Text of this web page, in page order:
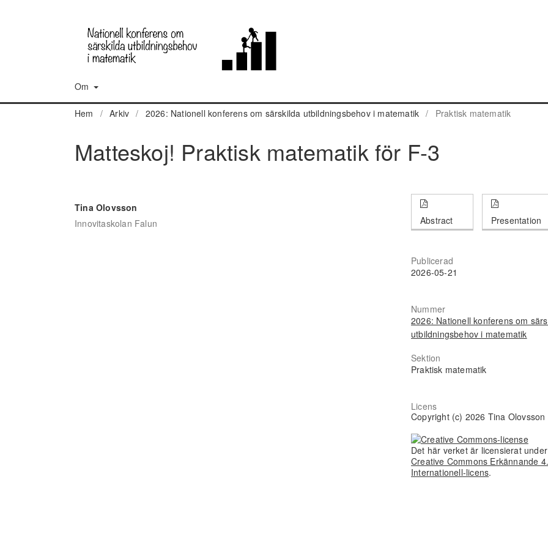
Om
Hem / Arkiv / 2026: Nationell konferens om särskilda utbildningsbehov i matematik / Praktisk matematik
Matteskoj! Praktisk matematik för F-3
Tina Olovsson
Innovitaskolan Falun
Abstract Presentation
Publicerad
2026-05-21
Nummer
2026: Nationell konferens om
utbildningsbehov i matematik
Sektion
Praktisk matematik
Licens
Copyright (c) 2026 Tina Olovsson
Det här verket är licensierat
Creative Commons Erkännande
Internationell-licens.